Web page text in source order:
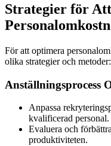
Strategier för
För att optimera
olika strategier och metoder:
Anställningsprocess
Anpassa
kvalificerad personal.
Evaluera och
produktiviteten.